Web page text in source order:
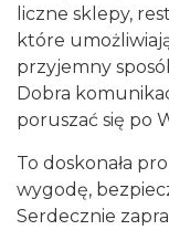
liczne sklepy,
które
przyjemny
Dobra
poruszać się po
To doskonała
wygodę,
Serdecznie